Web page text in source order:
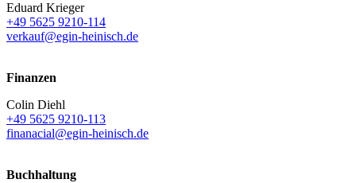
Eduard Krieger
+49 5625 9210-114
verkauf@egin-heinisch.de
Finanzen
Colin Diehl
+49 5625 9210-113
finanacial@egin-heinisch.de
Buchhaltung